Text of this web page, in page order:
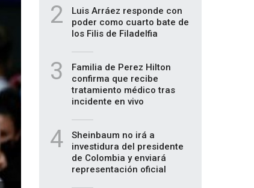
2
Luis Arráez responde con
poder como cuarto bate de
los Filis de Filadelfia
3
Familia de Perez Hilton
confirma que recibe
tratamiento médico tras
incidente en vivo
4
Sheinbaum no irá a
investidura del presidente
de Colombia y enviará
representación oficial